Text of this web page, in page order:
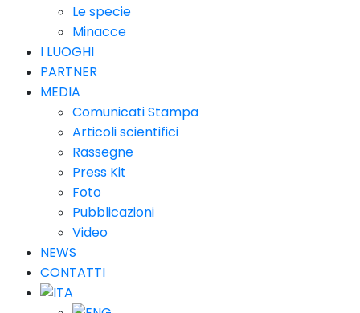
Le specie
Minacce
I LUOGHI
PARTNER
MEDIA
Comunicati Stampa
Articoli scientifici
Rassegne
Press Kit
Foto
Pubblicazioni
Video
NEWS
CONTATTI